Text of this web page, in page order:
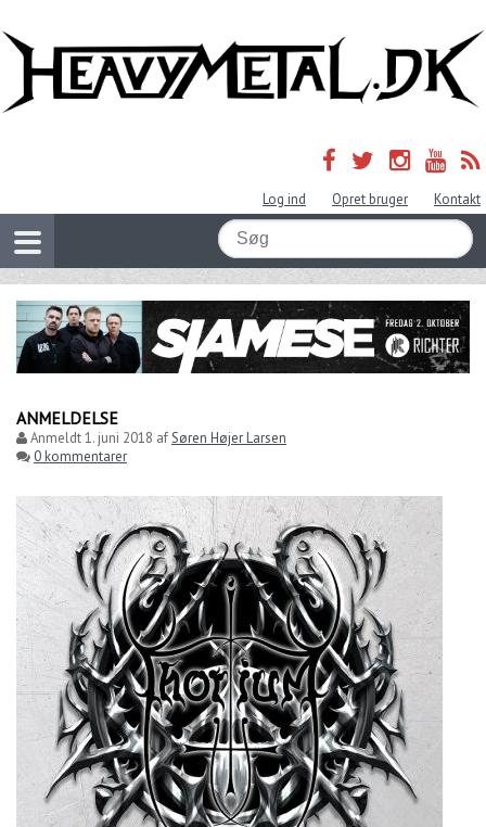
Log ind Opret bruger Kontakt
ANMELDELSE
Anmeldt1. juni 2018 afSøren Højer Larsen
0 kommentarer